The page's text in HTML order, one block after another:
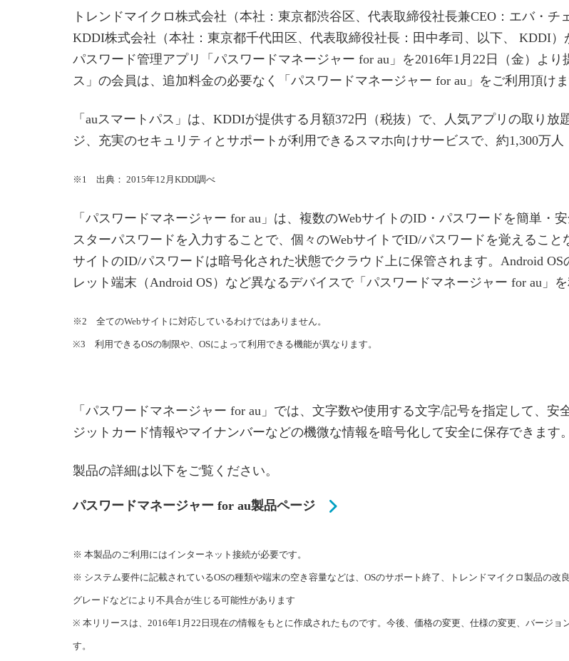
トレンドマイクロ株式会社（本社：東京都渋谷区、代表取締役社長兼CEO：エバ・
KDDI株式会社（本社：東京都千代田区、代表取締役社長：田中孝司、以下、 KDDI
パスワード管理アプリ「パスワードマネージャー for au」を2016年1月22日（金）よ
ス」の会員は、追加料金の必要なく「パスワードマネージャー for au」をご利用頂けま
「auスマートパス」は、KDDIが提供する月額372円（税抜）で、人気アプリの取り
ジ、充実のセキュリティとサポートが利用できるスマホ向けサービスで、約1,300万
※1 出典： 2015年12月KDDI調べ
「パスワードマネージャー for au」は、複数のWebサイトのID・パスワードを簡単・
スターパスワードを入力することで、個々のWebサイトでID/パスワードを覚えるこ
サイトのID/パスワードは暗号化された状態でクラウド上に保管されます。Android
レット端末（Android OS）など異なるデバイスで「パスワードマネージャー for au」
※2 全てのWebサイトに対応しているわけではありません。
※3 利用できるOSの制限や、OSによって利用できる機能が異なります。
「パスワードマネージャー for au」では、文字数や使用する文字/記号を指定して、
ジットカード情報やマイナンバーなどの機微な情報を暗号化して安全に保存できます。
製品の詳細は以下をご覧ください。
パスワードマネージャー for au製品ページ
※ 本製品のご利用にはインターネット接続が必要です。
※ システム要件に記載されているOSの種類や端末の空き容量などは、OSのサポート終了、トレンドマイクロ製品の
グレードなどにより不具合が生じる可能性があります
※ 本リリースは、2016年1月22日現在の情報をもとに作成されたものです。今後、価格の変更、仕様の変更、バージ
す。